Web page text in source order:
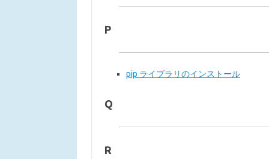
P
pip ライブラリのインストール
Q
R